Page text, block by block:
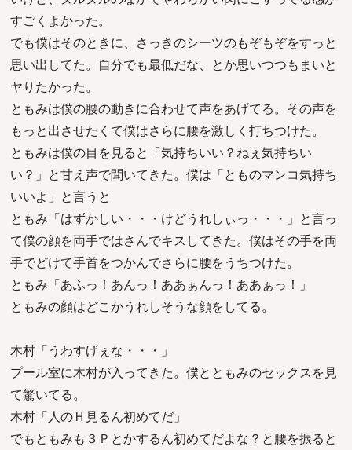
すごくよかった。
でも僕はそのときに、さっきのシーツのもぞもぞをすっと
思い出してた。自分でも最低だな、とか思いつつもまいと
ヤりたかった。
ともみは僕の腰の動きに合わせて声をあげてる。その声を
もっと出させたくて僕はさらに腰を激しく打ちつけた。
ともみは僕の目を見ると「気持ちいい？ねぇ気持ちい
い？」と甘え声で聞いてきた。僕は「とものマンコ気持ち
いいよ」と言うと
ともみ「はずかしい・・・けどうれしぃっ・・・」と言っ
て僕の顔を両手ではさんでキスしてきた。僕はその手を両
手でどけて手首をつかんでさらに腰をうちつけた。
ともみ「あふっ！あんっ！ああぁんっ！ああぁっ！」
ともみの顔はどこかうれしそうな顔をしてる。
木村「うわすげぇな・・・」
プール室に木村が入ってきた。僕とともみのセックスを見
て驚いてる。
木村「人のＨ見るん初めてだ」
でもともみも３Ｐとかするん初めてだよな？と腰を振ると